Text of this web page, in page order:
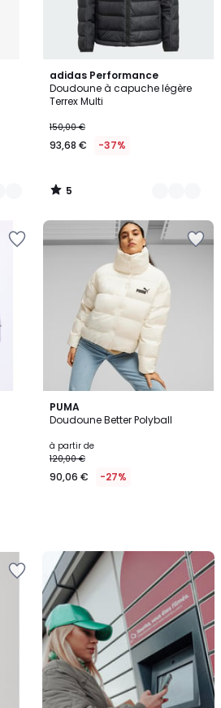
adidas Performance
Doudoune à capuche légère
Terrex Multi
150,00 €
93,68 € -37%
5
/
5
2
Couleurs
5
/
PUMA
Doudoune Better Polyball
à partir de
120,00 €
90,06 € -27%
Nouveau
Livraison
en
Locker
Mondial
Relay